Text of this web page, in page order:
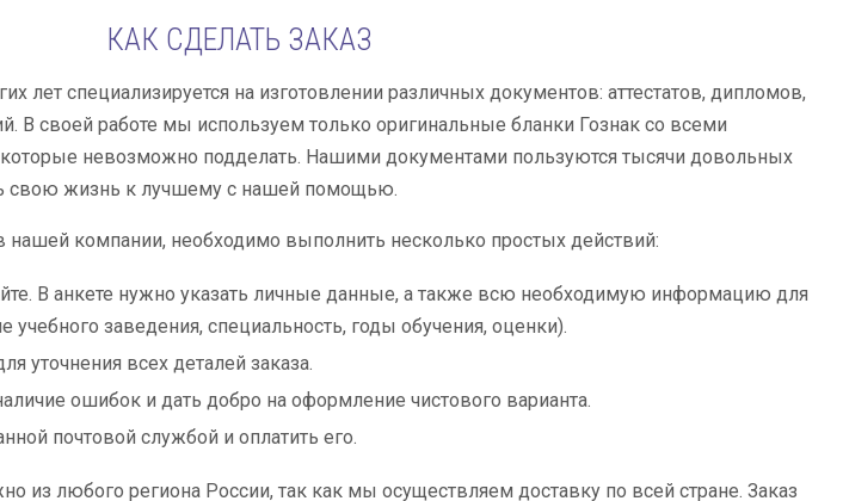
КАК СДЕЛАТЬ ЗАКАЗ
лет специализируется на изготовлении различных документов: аттестатов, дипломов,
В своей работе мы используем только оригинальные бланки Гознак со всеми
невозможно подделать. Нашими документами пользуются тысячи довольных
свою жизнь к лучшему с нашей помощью.
нашей компании, необходимо выполнить несколько простых действий:
В анкете нужно указать личные данные, а также всю необходимую информацию для
заведения, специальность, годы обучения, оценки).
уточнения всех деталей заказа.
ошибок и дать добро на оформление чистового варианта.
почтовой службой и оплатить его.
из любого региона России, так как мы осуществляем доставку по всей стране. Заказ